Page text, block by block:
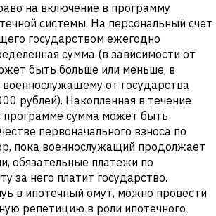
на включение в программу
системы. На персональный счет
государством ежегодно
сумма (в зависимости от
быть больше или меньше, в
от государства
рублей). Накопленная в течение
программе сумма может быть
первоначального взноса по
пока военнослужащий продолжает
обязательные платежи по
за него платит государство.
в ипотечный омут, можно провести
репетицию в роли ипотечного